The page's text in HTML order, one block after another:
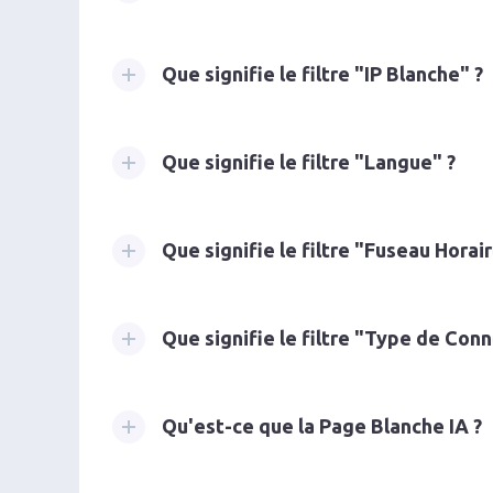
Que signifie le filtre "IP Blanche" ?
Que signifie le filtre "Langue" ?
Que signifie le filtre "Fuseau
Que signifie le filtre "Type de
Qu'est-ce que la Page Blanche IA ?